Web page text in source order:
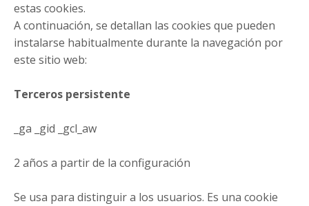
estas cookies.
A continuación, se detallan las cookies que pueden
instalarse habitualmente durante la navegación por
este sitio web:
Terceros persistente
_ga _gid _gcl_aw
2 años a partir de la configuración
Se usa para distinguir a los usuarios. Es una cookie